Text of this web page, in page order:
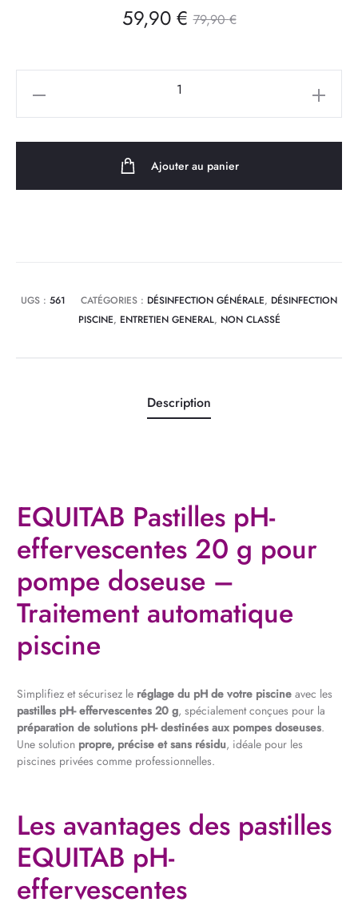
79,90€
Le
initial
79,90 €.
59,90 €
59,90 €.
Ajouter au panier
UGS : 561 CATÉGORIES : DÉSINFECTION GÉNÉRALE, DÉSINFECTION
PISCINE, ENTRETIEN GENERAL, NON CLASSÉ
Description
EQUITAB Pastilles pH-
effervescentes 20 g pour
pompe doseuse –
Traitement automatique
piscine
Simplifiez et sécurisez le réglage du pH de votre piscine avec les
pastilles pH- effervescentes 20 g, spécialement conçues pour la
préparation de solutions pH- destinées aux pompes doseuses.
Une solution propre, précise et sans résidu, idéale pour les
piscines privées comme professionnelles.
Les avantages des pastilles
EQUITAB pH-
effervescentes